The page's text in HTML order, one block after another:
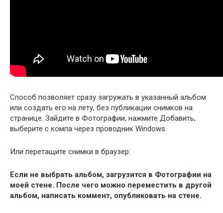
Способ позволяет сразу загружать в указанный альбом
или создать его на лету, без публикации снимков на
странице. Зайдите в Фотографии, нажмите Добавить,
выберите с компа через проводник Windows.
Или перетащите снимки в браузер:
Если не выбрать альбом, загрузится в Фотографии на
моей стене. После чего можно переместить в другой
альбом, написать коммент, опубликовать на стене.